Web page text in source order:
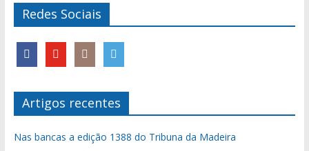
Redes Sociais
Artigos recentes
Nas bancas a edição 1388 do Tribuna da Madeira